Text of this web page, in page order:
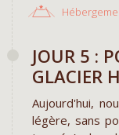
JOUR 5 :
GLACIER
Aujourd'hui,
légère, sans